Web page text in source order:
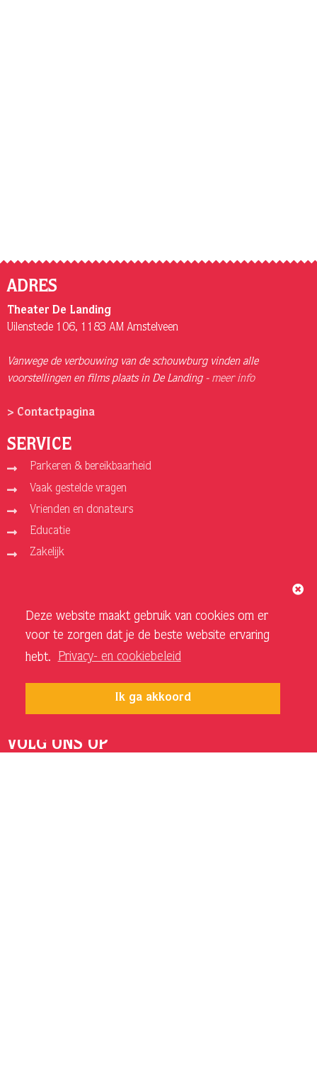
Deze website maakt gebruik van cookies om er
voor te zorgen dat je de beste website ervaring
hebt.
Privacy- en cookiebeleid
Ik ga akkoord
ADRES
Theater De Landing
Uilenstede 106, 1183 AM Amstelveen
Vanwege de verbouwing van de schouwburg vinden alle
voorstellingen en films plaats in De Landing - meer info
> Contactpagina
SERVICE
Parkeren & bereikbaarheid
Vaak gestelde vragen
Vrienden en donateurs
Educatie
Zakelijk
Over ons
Vacatures
Privacy- en cookiebeleid
Sponsoren en adverteerders
VOLG ONS OP